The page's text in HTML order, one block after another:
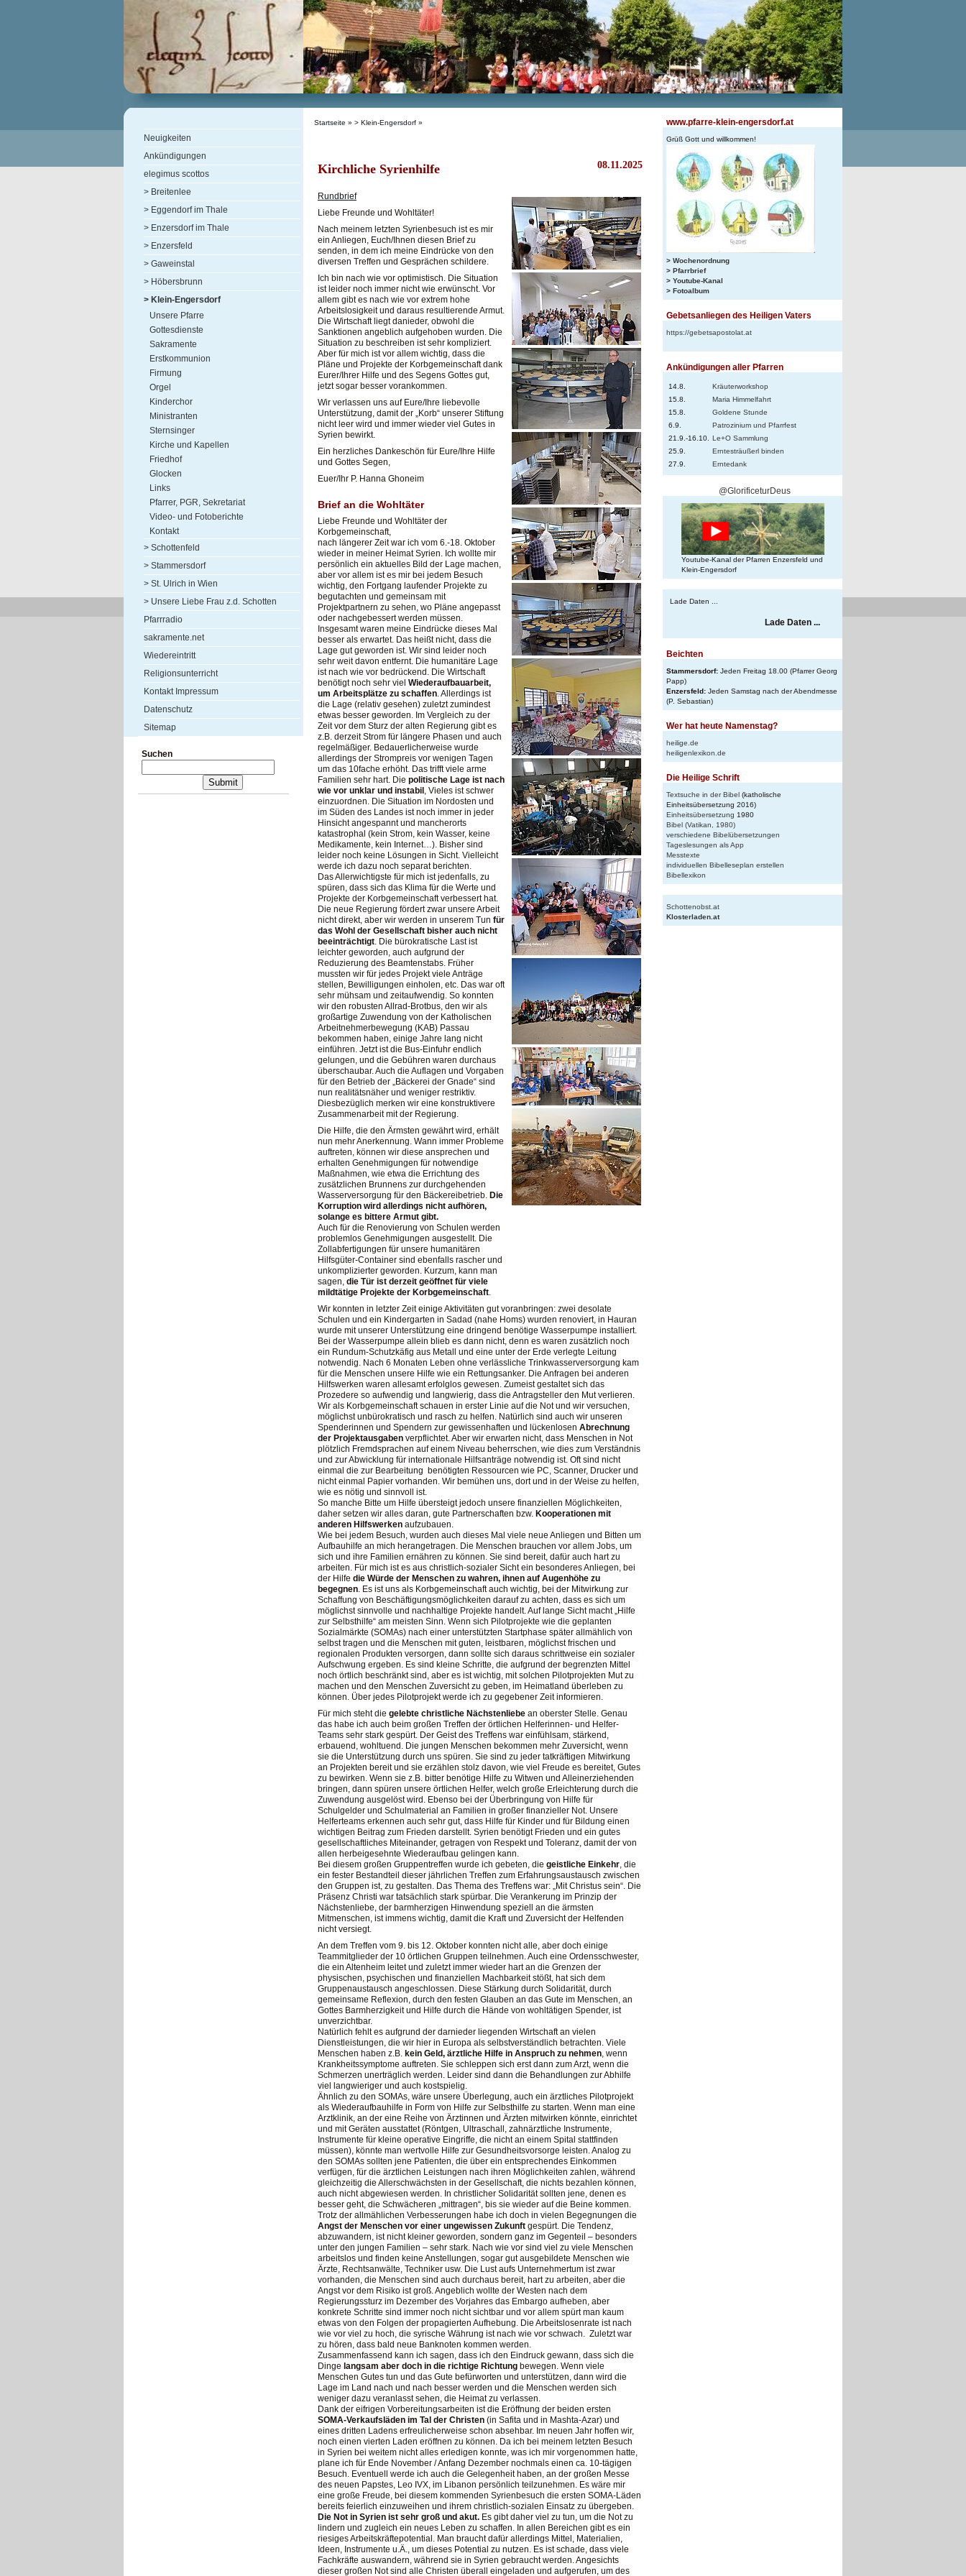
Neuigkeiten
Ankündigungen
elegimus scottos
> Breitenlee
> Eggendorf im Thale
> Enzersdorf im Thale
> Enzersfeld
> Gaweinstal
> Höbersbrunn
> Klein-Engersdorf
Unsere Pfarre
Gottesdienste
Sakramente
Erstkommunion
Firmung
Orgel
Kinderchor
Ministranten
Sternsinger
Kirche und Kapellen
Friedhof
Glocken
Links
Pfarrer, PGR, Sekretariat
Video- und Fotoberichte
Kontakt
> Schottenfeld
> Stammersdorf
> St. Ulrich in Wien
> Unsere Liebe Frau z.d. Schotten
Pfarrradio
sakramente.net
Wiedereintritt
Religionsunterricht
Kontakt Impressum
Datenschutz
Sitemap
Suchen
Startseite » > Klein-Engersdorf »
08.11.2025
Kirchliche Syrienhilfe
Rundbrief
Liebe Freunde und Wohltäter!
Nach meinem letzten Syrienbesuch ist es mir
ein Anliegen, Euch/Ihnen diesen Brief zu
senden, in dem ich meine Eindrücke von den
diversen Treffen und Gesprächen schildere.
Ich bin nach wie vor optimistisch. Die Situation
ist leider noch immer nicht wie erwünscht. Vor
allem gibt es nach wie vor extrem hohe
Arbeitslosigkeit und daraus resultierende Armut.
Die Wirtschaft liegt danieder, obwohl die
Sanktionen angeblich aufgehoben wurden. Die
Situation zu beschreiben ist sehr kompliziert.
Aber für mich ist vor allem wichtig, dass die
Pläne und Projekte der Korbgemeinschaft dank
Eurer/Ihrer Hilfe und des Segens Gottes gut,
jetzt sogar besser vorankommen.
Wir verlassen uns auf Eure/Ihre liebevolle
Unterstützung, damit der „Korb“ unserer Stiftung
nicht leer wird und immer wieder viel Gutes in
Syrien bewirkt.
Ein herzliches Dankeschön für Eure/Ihre Hilfe
und Gottes Segen,
Euer/Ihr P. Hanna Ghoneim
Brief an die Wohltäter
Liebe Freunde und Wohltäter der
Korbgemeinschaft,
nach längerer Zeit war ich vom 6.-18. Oktober
wieder in meiner Heimat Syrien. Ich wollte mir
persönlich ein aktuelles Bild der Lage machen,
aber vor allem ist es mir bei jedem Besuch
wichtig, den Fortgang laufender Projekte zu
begutachten und gemeinsam mit
Projektpartnern zu sehen, wo Pläne angepasst
oder nachgebessert werden müssen.
Insgesamt waren meine Eindrücke dieses Mal
besser als erwartet. Das heißt nicht, dass die
Lage gut geworden ist. Wir sind leider noch
sehr weit davon entfernt. Die humanitäre Lage
ist nach wie vor bedrückend. Die Wirtschaft
benötigt noch sehr viel Wiederaufbauarbeit,
um Arbeitsplätze zu schaffen. Allerdings ist
die Lage (relativ gesehen) zuletzt zumindest
etwas besser geworden. Im Vergleich zu der
Zeit vor dem Sturz der alten Regierung gibt es
z.B. derzeit Strom für längere Phasen und auch
regelmäßiger. Bedauerlicherweise wurde
allerdings der Strompreis vor wenigen Tagen
um das 10fache erhöht. Das trifft viele arme
Familien sehr hart. Die politische Lage ist nach
wie vor unklar und instabil , Vieles ist schwer
einzuordnen. Die Situation im Nordosten und
im Süden des Landes ist noch immer in jeder
Hinsicht angespannt und mancherorts
katastrophal (kein Strom, kein Wasser, keine
Medikamente, kein Internet…). Bisher sind
leider noch keine Lösungen in Sicht. Vielleicht
werde ich dazu noch separat berichten.
Das Allerwichtigste für mich ist jedenfalls, zu
spüren, dass sich das Klima für die Werte und
Projekte der Korbgemeinschaft verbessert hat.
Die neue Regierung fördert zwar unsere Arbeit
nicht direkt, aber wir werden in unserem Tun für
das Wohl der Gesellschaft bisher auch nicht
beeinträchtigt. Die bürokratische Last ist
leichter geworden, auch aufgrund der
Reduzierung des Beamtenstabs. Früher
mussten wir für jedes Projekt viele Anträge
stellen, Bewilligungen einholen, etc. Das war oft
sehr mühsam und zeitaufwendig. So konnten
wir den robusten Allrad-Brotbus, den wir als
großartige Zuwendung von der Katholischen
Arbeitnehmerbewegung (KAB) Passau
bekommen haben, einige Jahre lang nicht
einführen. Jetzt ist die Bus-Einfuhr endlich
gelungen, und die Gebühren waren durchaus
überschaubar. Auch die Auflagen und Vorgaben
für den Betrieb der „Bäckerei der Gnade“ sind
nun realitätsnäher und weniger restriktiv.
Diesbezüglich merken wir eine konstruktivere
Zusammenarbeit mit der Regierung.
Die Hilfe, die den Ärmsten gewährt wird, erhält
nun mehr Anerkennung. Wann immer Probleme
auftreten, können wir diese ansprechen und
erhalten Genehmigungen für notwendige
Maßnahmen, wie etwa die Errichtung des
zusätzlichen Brunnens zur durchgehenden
Wasserversorgung für den Bäckereibetrieb. Die
Korruption wird allerdings nicht aufhören,
solange es bittere Armut gibt.
Auch für die Renovierung von Schulen werden
problemlos Genehmigungen ausgestellt. Die
Zollabfertigungen für unsere humanitären
Hilfsgüter-Container sind ebenfalls rascher und
unkomplizierter geworden. Kurzum, kann man
sagen, die Tür ist derzeit geöffnet für viele
mildtätige Projekte der Korbgemeinschaft.
Wir konnten in letzter Zeit einige Aktivitäten gut voranbringen: zwei desolate
Schulen und ein Kindergarten in Sadad (nahe Homs) wurden renoviert, in Hauran
wurde mit unserer Unterstützung eine dringend benötige Wasserpumpe installiert.
Bei der Wasserpumpe allein blieb es dann nicht, denn es waren zusätzlich noch
ein Rundum-Schutzkäfig aus Metall und eine unter der Erde verlegte Leitung
notwendig. Nach 6 Monaten Leben ohne verlässliche Trinkwasserversorgung kam
für die Menschen unsere Hilfe wie ein Rettungsanker. Die Anfragen bei anderen
Hilfswerken waren allesamt erfolglos gewesen. Zumeist gestaltet sich das
Prozedere so aufwendig und langwierig, dass die Antragsteller den Mut verlieren.
Wir als Korbgemeinschaft schauen in erster Linie auf die Not und wir versuchen,
möglichst unbürokratisch und rasch zu helfen. Natürlich sind auch wir unseren
Spenderinnen und Spendern zur gewissenhaften und lückenlosen Abrechnung
der Projektausgaben verpflichtet. Aber wir erwarten nicht, dass Menschen in Not
plötzlich Fremdsprachen auf einem Niveau beherrschen, wie dies zum Verständnis
und zur Abwicklung für internationale Hilfsanträge notwendig ist. Oft sind nicht
einmal die zur Bearbeitung benötigten Ressourcen wie PC, Scanner, Drucker und
nicht einmal Papier vorhanden. Wir bemühen uns, dort und in der Weise zu helfen,
wie es nötig und sinnvoll ist.
So manche Bitte um Hilfe übersteigt jedoch unsere finanziellen Möglichkeiten,
daher setzen wir alles daran, gute Partnerschaften bzw. Kooperationen mit
anderen Hilfswerken aufzubauen.
Wie bei jedem Besuch, wurden auch dieses Mal viele neue Anliegen und Bitten um
Aufbauhilfe an mich herangetragen. Die Menschen brauchen vor allem Jobs, um
sich und ihre Familien ernähren zu können. Sie sind bereit, dafür auch hart zu
arbeiten. Für mich ist es aus christlich-sozialer Sicht ein besonderes Anliegen, bei
der Hilfe die Würde der Menschen zu wahren, ihnen auf Augenhöhe zu
begegnen. Es ist uns als Korbgemeinschaft auch wichtig, bei der Mitwirkung zur
Schaffung von Beschäftigungsmöglichkeiten darauf zu achten, dass es sich um
möglichst sinnvolle und nachhaltige Projekte handelt. Auf lange Sicht macht „Hilfe
zur Selbsthilfe“ am meisten Sinn. Wenn sich Pilotprojekte wie die geplanten
Sozialmärkte (SOMAs) nach einer unterstützten Startphase später allmählich von
selbst tragen und die Menschen mit guten, leistbaren, möglichst frischen und
regionalen Produkten versorgen, dann sollte sich daraus schrittweise ein sozialer
Aufschwung ergeben. Es sind kleine Schritte, die aufgrund der begrenzten Mittel
noch örtlich beschränkt sind, aber es ist wichtig, mit solchen Pilotprojekten Mut zu
machen und den Menschen Zuversicht zu geben, im Heimatland überleben zu
können. Über jedes Pilotprojekt werde ich zu gegebener Zeit informieren.
Für mich steht die gelebte christliche Nächstenliebe an oberster Stelle. Genau
das habe ich auch beim großen Treffen der örtlichen Helferinnen- und Helfer-
Teams sehr stark gespürt. Der Geist des Treffens war einfühlsam, stärkend,
erbauend, wohltuend. Die jungen Menschen bekommen mehr Zuversicht, wenn
sie die Unterstützung durch uns spüren. Sie sind zu jeder tatkräftigen Mitwirkung
an Projekten bereit und sie erzählen stolz davon, wie viel Freude es bereitet, Gutes
zu bewirken. Wenn sie z.B. bitter benötige Hilfe zu Witwen und Alleinerziehenden
bringen, dann spüren unsere örtlichen Helfer, welch große Erleichterung durch die
Zuwendung ausgelöst wird. Ebenso bei der Überbringung von Hilfe für
Schulgelder und Schulmaterial an Familien in großer finanzieller Not. Unsere
Helferteams erkennen auch sehr gut, dass Hilfe für Kinder und für Bildung einen
wichtigen Beitrag zum Frieden darstellt. Syrien benötigt Frieden und ein gutes
gesellschaftliches Miteinander, getragen von Respekt und Toleranz, damit der von
allen herbeigesehnte Wiederaufbau gelingen kann.
Bei diesem großen Gruppentreffen wurde ich gebeten, die geistliche Einkehr, die
ein fester Bestandteil dieser jährlichen Treffen zum Erfahrungsaustausch zwischen
den Gruppen ist, zu gestalten. Das Thema des Treffens war: „Mit Christus sein“. Die
Präsenz Christi war tatsächlich stark spürbar. Die Verankerung im Prinzip der
Nächstenliebe, der barmherzigen Hinwendung speziell an die ärmsten
Mitmenschen, ist immens wichtig, damit die Kraft und Zuversicht der Helfenden
nicht versiegt.
An dem Treffen vom 9. bis 12. Oktober konnten nicht alle, aber doch einige
Teammitglieder der 10 örtlichen Gruppen teilnehmen. Auch eine Ordensschwester,
die ein Altenheim leitet und zuletzt immer wieder hart an die Grenzen der
physischen, psychischen und finanziellen Machbarkeit stößt, hat sich dem
Gruppenaustausch angeschlossen. Diese Stärkung durch Solidarität, durch
gemeinsame Reflexion, durch den festen Glauben an das Gute im Menschen, an
Gottes Barmherzigkeit und Hilfe durch die Hände von wohltätigen Spender, ist
unverzichtbar.
Natürlich fehlt es aufgrund der darnieder liegenden Wirtschaft an vielen
Dienstleistungen, die wir hier in Europa als selbstverständlich betrachten. Viele
Menschen haben z.B. kein Geld, ärztliche Hilfe in Anspruch zu nehmen, wenn
Krankheitssymptome auftreten. Sie schleppen sich erst dann zum Arzt, wenn die
Schmerzen unerträglich werden. Leider sind dann die Behandlungen zur Abhilfe
viel langwieriger und auch kostspielig.
Ähnlich zu den SOMAs, wäre unsere Überlegung, auch ein ärztliches Pilotprojekt
als Wiederaufbauhilfe in Form von Hilfe zur Selbsthilfe zu starten. Wenn man eine
Arztklinik, an der eine Reihe von Ärztinnen und Ärzten mitwirken könnte, einrichtet
und mit Geräten ausstattet (Röntgen, Ultraschall, zahnärztliche Instrumente,
Instrumente für kleine operative Eingriffe, die nicht an einem Spital stattfinden
müssen), könnte man wertvolle Hilfe zur Gesundheitsvorsorge leisten. Analog zu
den SOMAs sollten jene Patienten, die über ein entsprechendes Einkommen
verfügen, für die ärztlichen Leistungen nach ihren Möglichkeiten zahlen, während
gleichzeitig die Allerschwächsten in der Gesellschaft, die nichts bezahlen können,
auch nicht abgewiesen werden. In christlicher Solidarität sollten jene, denen es
besser geht, die Schwächeren „mittragen“, bis sie wieder auf die Beine kommen.
Trotz der allmählichen Verbesserungen habe ich doch in vielen Begegnungen die
Angst der Menschen vor einer ungewissen Zukunft gespürt. Die Tendenz,
abzuwandern, ist nicht kleiner geworden, sondern ganz im Gegenteil – besonders
unter den jungen Familien – sehr stark. Nach wie vor sind viel zu viele Menschen
arbeitslos und finden keine Anstellungen, sogar gut ausgebildete Menschen wie
Ärzte, Rechtsanwälte, Techniker usw. Die Lust aufs Unternehmertum ist zwar
vorhanden, die Menschen sind auch durchaus bereit, hart zu arbeiten, aber die
Angst vor dem Risiko ist groß. Angeblich wollte der Westen nach dem
Regierungssturz im Dezember des Vorjahres das Embargo aufheben, aber
konkrete Schritte sind immer noch nicht sichtbar und vor allem spürt man kaum
etwas von den Folgen der propagierten Aufhebung. Die Arbeitslosenrate ist nach
wie vor viel zu hoch, die syrische Währung ist nach wie vor schwach. Zuletzt war
zu hören, dass bald neue Banknoten kommen werden.
Zusammenfassend kann ich sagen, dass ich den Eindruck gewann, dass sich die
Dinge langsam aber doch in die richtige Richtung bewegen. Wenn viele
Menschen Gutes tun und das Gute befürworten und unterstützen, dann wird die
Lage im Land nach und nach besser werden und die Menschen werden sich
weniger dazu veranlasst sehen, die Heimat zu verlassen.
Dank der eifrigen Vorbereitungsarbeiten ist die Eröffnung der beiden ersten
SOMA-Verkaufsläden im Tal der Christen (in Safita und in Mashta-Azar) und
eines dritten Ladens erfreulicherweise schon absehbar. Im neuen Jahr hoffen wir,
noch einen vierten Laden eröffnen zu können. Da ich bei meinem letzten Besuch
in Syrien bei weitem nicht alles erledigen konnte, was ich mir vorgenommen hatte,
plane ich für Ende November / Anfang Dezember nochmals einen ca. 10-tägigen
Besuch. Eventuell werde ich auch die Gelegenheit haben, an der großen Messe
des neuen Papstes, Leo IVX, im Libanon persönlich teilzunehmen. Es wäre mir
eine große Freude, bei diesem kommenden Syrienbesuch die ersten SOMA-Läden
bereits feierlich einzuweihen und ihrem christlich-sozialen Einsatz zu übergeben.
Die Not in Syrien ist sehr groß und akut. Es gibt daher viel zu tun, um die Not zu
lindern und zugleich ein neues Leben zu schaffen. In allen Bereichen gibt es ein
riesiges Arbeitskräftepotential. Man braucht dafür allerdings Mittel, Materialien,
Ideen, Instrumente u.Ä., um dieses Potential zu nutzen. Es ist schade, dass viele
Fachkräfte auswandern, während sie in Syrien gebraucht werden. Angesichts
dieser großen Not sind alle Christen überall eingeladen und aufgerufen, um des
www.pfarre-klein-engersdorf.at
Grüß Gott und willkommen!
> Wochenordnung
> Pfarrbrief
> Youtube-Kanal
> Fotoalbum
Gebetsanliegen des Heiligen Vaters
https://gebetsapostolat.at
Ankündigungen aller Pfarren
14.8.
Kräuterworkshop
15.8.
Maria Himmelfahrt
15.8.
Goldene Stunde
6.9.
Patrozinium und Pfarrfest
21.9.-16.10.
Le+O Sammlung
25.9.
Erntesträußerl binden
27.9.
Erntedank
@GlorificeturDeus
Youtube-Kanal der Pfarren Enzersfeld und
Klein-Engersdorf
Lade Daten ...
Lade Daten ...
Beichten
Stammersdorf: Jeden Freitag 18.00 (Pfarrer Georg
Papp)
Enzersfeld: Jeden Samstag nach der Abendmesse
(P. Sebastian)
Wer hat heute Namenstag?
heilige.de
heiligenlexikon.de
Die Heilige Schrift
Textsuche in der Bibel (katholische
Einheitsübersetzung 2016)
Einheitsübersetzung 1980
Bibel (Vatikan, 1980)
verschiedene Bibelübersetzungen
Tageslesungen als App
Messtexte
individuellen Bibelleseplan erstellen
Bibellexikon
Schottenobst.at
Klosterladen.at